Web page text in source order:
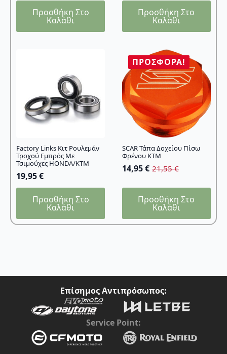
Προσθήκη Στο
Καλάθι
Προσθήκη Στο
Καλάθι
Factory Links Κιτ Ρουλεμάν
Τροχού Εμπρός Με
Τσιμούχες HONDA/KTM
19,95€
Προσθήκη Στο
Καλάθι
ΠΡΟΣΦΟΡΆ!
SCAR Τάπα Δοχείου Πίσω
Φρένου KTM
21,55€
Original
was:
21,55 €.
14,95€
Η
τιμή
είναι:Προσθήκη Στο
Καλάθι
Επίσημος Αντιπρόσωπος:
Service Point: